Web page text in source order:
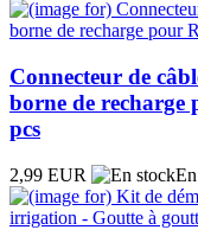
Connecteur de
borne de recharge
pcs
2,99 EUR